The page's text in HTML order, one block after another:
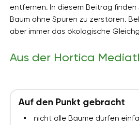
entfernen. In diesem Beitrag finden
Baum ohne Spuren zu zerstören.
aber immer das ökologische
Aus der Hortica
Auf den Punkt gebracht
nicht alle Bäume dürfen